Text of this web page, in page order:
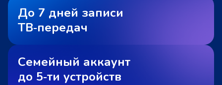
До 7 дней записи
ТВ‑передач
Семейный аккаунт
до 5‑ти устройств